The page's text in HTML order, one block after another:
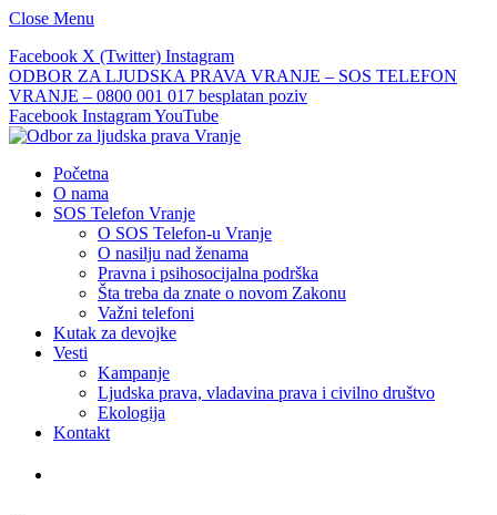
Close Menu
Facebook X (Twitter) Instagram
ODBOR ZA LJUDSKA PRAVA VRANJE – SOS TELEFON
VRANJE – 0800 001 017 besplatan poziv
Facebook InstagramYouTube
Početna
O nama
SOS Telefon Vranje
O SOS Telefon-u Vranje
O nasilju nad ženama
Pravna i psihosocijalna podrška
Šta treba da znate o novom Zakonu
Važni telefoni
Kutak za devojke
Vesti
Kampanje
Ljudska prava, vladavina prava i civilno društvo
Ekologija
Kontakt